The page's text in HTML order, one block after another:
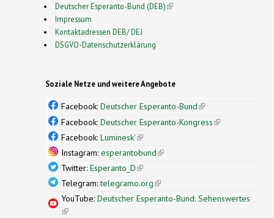
Deutscher Esperanto-Bund (DEB)(link is external)
Impressum
Kontaktadressen DEB/ DEJ
DSGVO-Datenschutzerklärung
Soziale Netze und weitere Angebote
Facebook: Deutscher Esperanto-Bund(link is
external)
Facebook: Deutscher Esperanto-Kongress(link is
Facebook: Luminesk'(link is external)
Instagram: esperantobund(link is external)
Twitter: Esperanto_D(link is external)
Telegram:telegramo.org(link is external)
YouTube: Deutscher Esperanto-Bund: Sehenswertes
(link is external)